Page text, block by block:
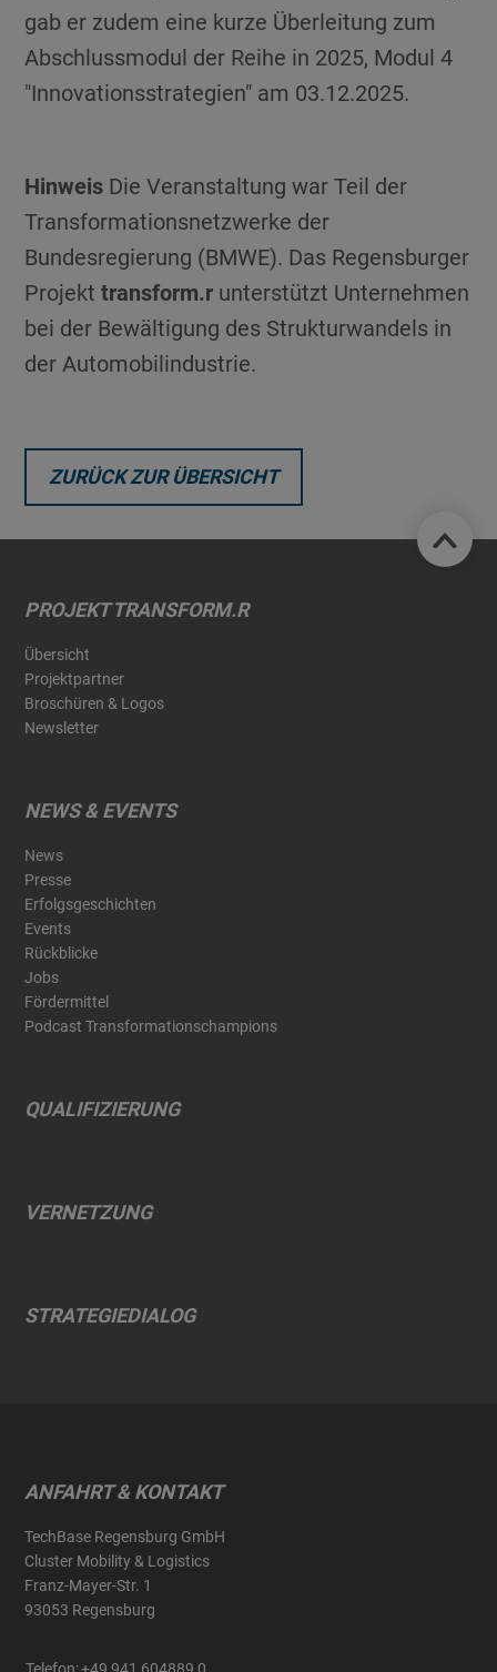
gab er zudem eine kurze Überleitung zum
Abschlussmodul der Reihe in 2025, Modul 4
"Innovationsstrategien" am 03.12.2025.
Hinweis Die Veranstaltung war Teil der
Transformationsnetzwerke der
Bundesregierung (BMWE). Das Regensburger
Projekttransform.r unterstützt Unternehmen
bei der Bewältigung des Strukturwandels in
der Automobilindustrie.
ZURÜCK ZUR ÜBERSICHT
PROJEKT TRANSFORM.R
Übersicht
Projektpartner
Broschüren & Logos
Newsletter
NEWS & EVENTS
News
Presse
Erfolgsgeschichten
Events
Rückblicke
Jobs
Fördermittel
Podcast Transformationschampions
QUALIFIZIERUNG
VERNETZUNG
STRATEGIEDIALOG
ANFAHRT & KONTAKT
TechBase Regensburg GmbH
Cluster Mobility & Logistics
Franz-Mayer-Str. 1
93053 Regensburg
Telefon:+49 941 604889 0